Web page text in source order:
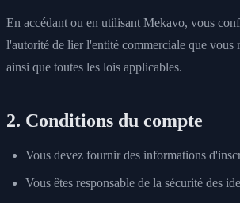
En accédant ou en utilisant Mekavo, vous
l'autorité de lier l'entité commerciale que vous
ainsi que toutes les lois applicables.
2. Conditions du compte
Vous devez fournir des informations
Vous êtes responsable de la sécurité des